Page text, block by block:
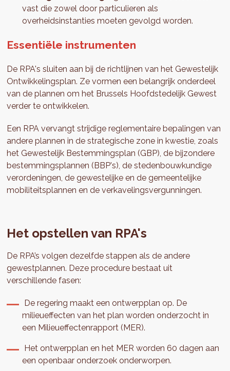
vast die zowel door particulieren als
overheidsinstanties moeten gevolgd worden.
Essentiële instrumenten
De RPA's sluiten aan bij de richtlijnen van het Gewestelijk
Ontwikkelingsplan. Ze vormen een belangrijk onderdeel
van de plannen om het Brussels Hoofdstedelijk Gewest
verder te ontwikkelen.
Een RPA vervangt strijdige reglementaire bepalingen van
andere plannen in de strategische zone in kwestie, zoals
het Gewestelijk Bestemmingsplan (GBP), de bijzondere
bestemmingsplannen (BBP's), de stedenbouwkundige
verordeningen, de gewestelijke en de gemeentelijke
mobiliteitsplannen en de verkavelingsvergunningen.
Het opstellen van RPA's
De RPA’s volgen dezelfde stappen als de andere
gewestplannen. Deze procedure bestaat uit
verschillende fasen:
De regering maakt een ontwerpplan op. De
milieueffecten van het plan worden onderzocht in
een Milieueffectenrapport (MER).
Het ontwerpplan en het MER worden 60 dagen aan
een openbaar onderzoek onderworpen.